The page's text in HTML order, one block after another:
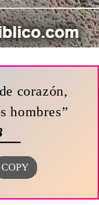
corazón,
hombres”